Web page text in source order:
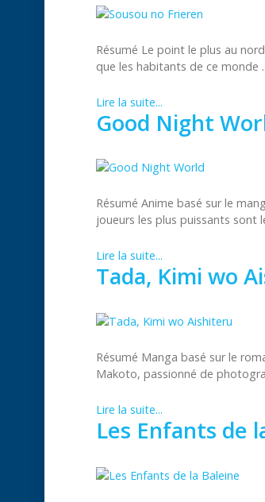
Résumé Le point le plus au
que les habitants de ce monde
Lire la suite...
Good Night
Résumé Anime basé sur le
joueurs les plus puissants sont
Lire la suite...
Tada, Kimi wo
Résumé Manga basé sur le
Makoto, passionné de
Lire la suite...
Les Enfants de